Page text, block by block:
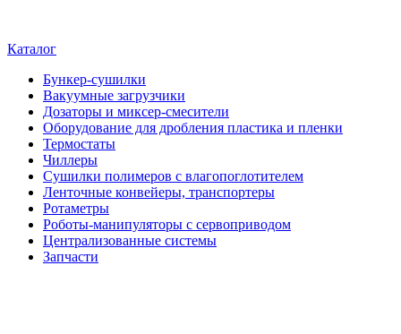
Каталог
Бункер-сушилки
Вакуумные загрузчики
Дозаторы и миксер-смесители
Оборудование для дробления пластика и пленки
Термостаты
Чиллеры
Сушилки полимеров с влагопоглотителем
Ленточные конвейеры, транспортеры
Ротаметры
Роботы-манипуляторы с сервоприводом
Централизованные системы
Запчасти